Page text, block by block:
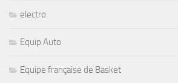
electro
Equip Auto
Equipe française de Basket